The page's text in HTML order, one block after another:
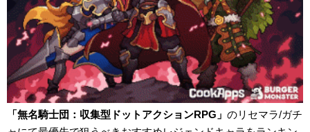
「無名騎士団：収集型ドットアクションRPG」 のリセマラ/ガチ